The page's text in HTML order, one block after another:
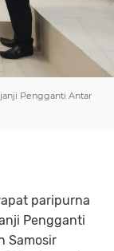
Pengganti Antar
paripurna
Pengganti
Samosir